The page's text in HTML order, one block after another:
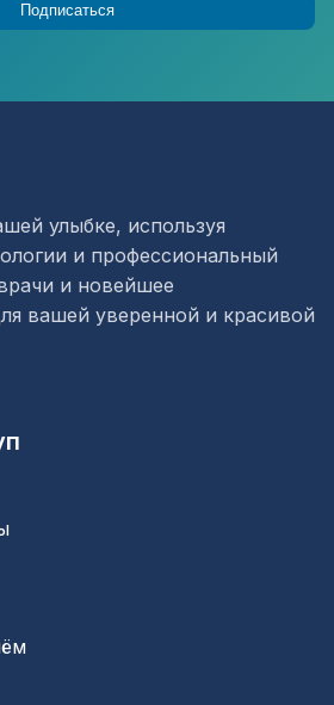
Подписаться
улыбке, используя
и профессиональный
и новейшее
вашей уверенной и красивой